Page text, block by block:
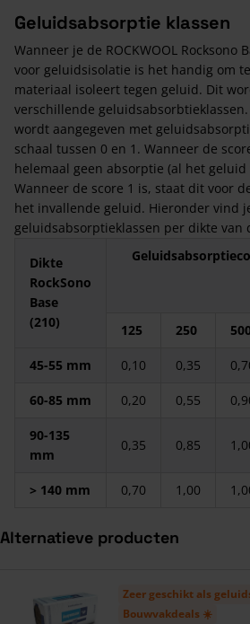
Geluidsabsorptie klassen
Wanneer je de ROCKWOOL Rocksono
voor geluidsisolatie is het handig om
materiaal isoleert tegen geluid. Dit
verschillende
wordt aangegeven met
schaal tussen 0 en 1. Wanneer de
helemaal geen absorptie (al het
Wanneer de score 1 is, staat dit voor
het invallende geluid. Hieronder vind
geluidsabsorptieklassen per dikte van
Dikte
RockSono
Base
(210)
125 250
45-55 mm 0,10 0,35
60-85 mm 0,20 0,55
90-135
mm
0,35 0,85
> 140 mm 0,70 1,00
Alternatieve producten
Zeer geschikt als
Bouwvakdeals ☀️